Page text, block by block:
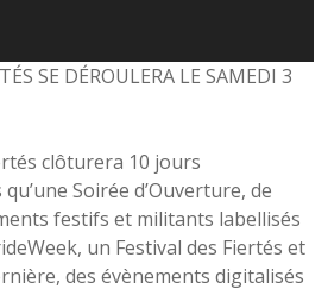
SE DÉROULERA LE SAMEDI 3
clôturera 10 jours
Soirée d’Ouverture, de
festifs et militants labellisés
un Festival des Fiertés et
des évènements digitalisés